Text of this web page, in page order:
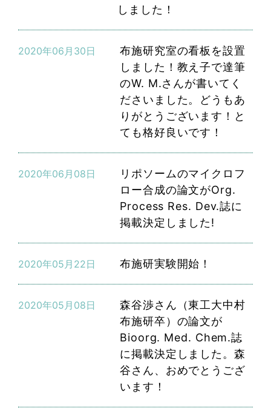
しました！
2020年06月30日
布施研究室の看板を設置
しました！教え子で達筆
のW. M.さんが書いてく
ださいました。どうもあ
りがとうございます！と
ても格好良いです！
2020年06月08日
リポソームのマイクロフ
ロー合成の論文がOrg.
Process Res. Dev.誌に
掲載決定しました!
2020年05月22日 布施研実験開始！
2020年05月08日
森谷渉さん（東工大中村
布施研卒）の論文が
Bioorg. Med. Chem.誌
に掲載決定しました。森
谷さん、おめでとうござ
います！